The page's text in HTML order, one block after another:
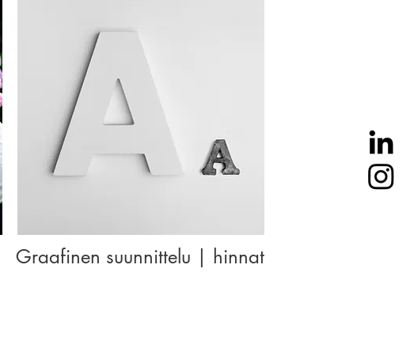
Graafinen suunnittelu | hinnat